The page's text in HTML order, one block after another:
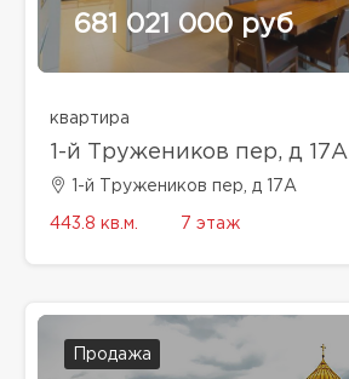
681 021 000 руб
квартира
1-й Тружеников пер, д 17А
1-й Тружеников пер, д 17А
443.8 кв.м. 7 этаж
Продажа